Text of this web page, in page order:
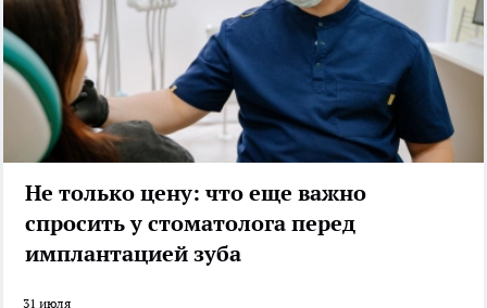
Не только цену: что еще важно
спросить у стоматолога перед
имплантацией зуба
31 июля